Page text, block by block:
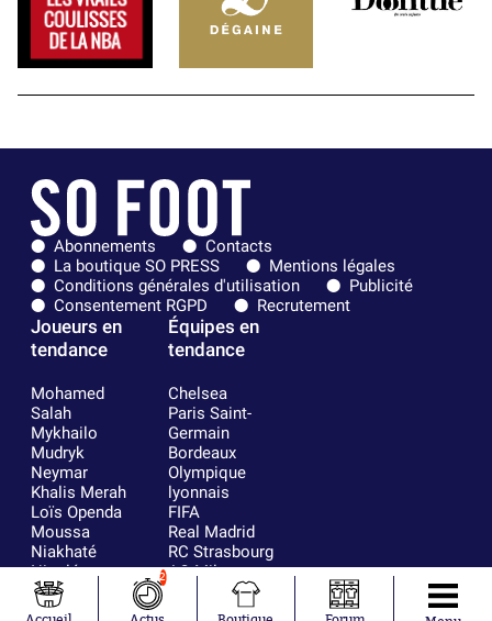
Abonnements
Contacts
La boutique SO PRESS
Mentions légales
Conditions générales d'utilisation
Publicité
Consentement RGPD
Recrutement
Joueurs en
tendance
Mohamed
Salah
Mykhailo
Mudryk
Neymar
Khalis Merah
Loïs Openda
Moussa
Niakhaté
Nicolás
Tagliafico
Pavel Šulc
Équipes en
tendance
Chelsea
Paris Saint-
Germain
Bordeaux
Olympique
lyonnais
FIFA
Real Madrid
RC Strasbourg
AC Milan
RC Lens
2